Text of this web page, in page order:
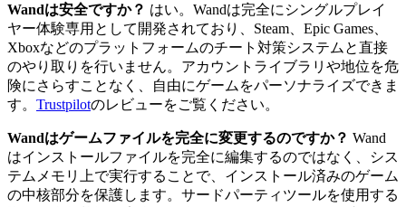
Wandは安全ですか？ はい。Wandは完全にシングルプレイ
ヤー体験専用として開発されており、Steam、Epic Games、
Xboxなどのプラットフォームのチート対策システムと直接
のやり取りを行いません。アカウントライブラリや地位を危
険にさらすことなく、自由にゲームをパーソナライズできま
す。 Trustpilotのレビューをご覧ください。
Wandはゲームファイルを完全に変更するのですか？ Wand
はインストールファイルを完全に編集するのではなく、シス
テムメモリ上で実行することで、インストール済みのゲーム
の中核部分を保護します。サードパーティツールを使用する